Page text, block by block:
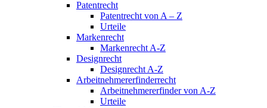
Patentrecht
Patentrecht von A – Z
Urteile
Markenrecht
Markenrecht A-Z
Designrecht
Designrecht A-Z
Arbeitnehmererfinderrecht
Arbeitnehmererfinder von A-Z
Urteile